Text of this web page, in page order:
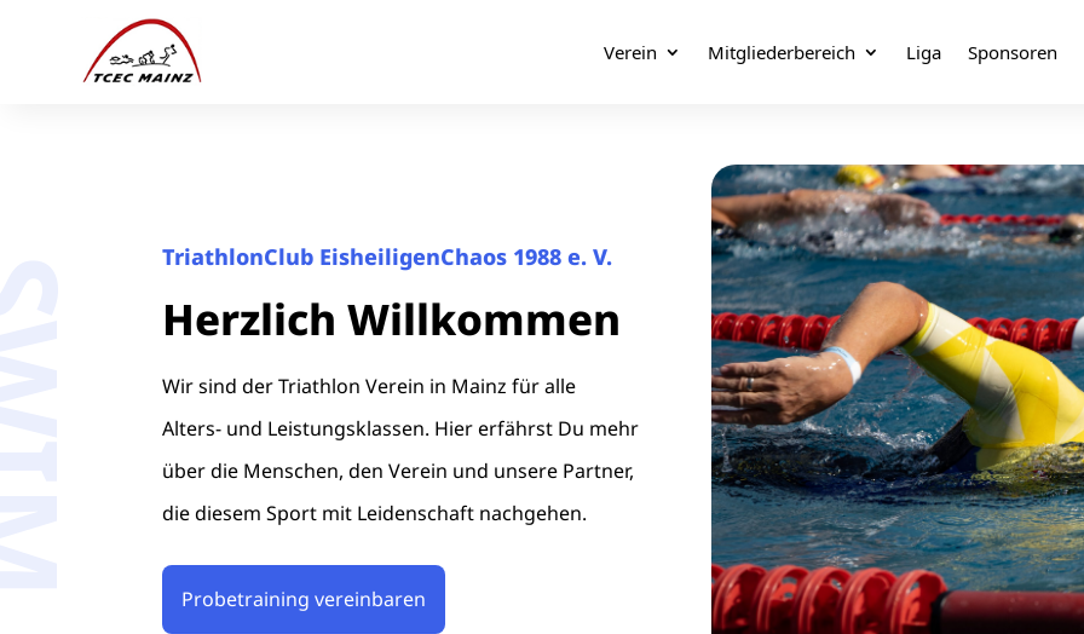
Verein Mitgliederbereich Liga Sponsoren
TriathlonClub EisheiligenChaos 1988 e. V.
Herzlich Willkommen
Wir sind der Triathlon Verein in Mainz für alle
Alters- und Leistungsklassen. Hier erfährst Du mehr
über die Menschen, den Verein und unsere Partner,
die diesem Sport mit Leidenschaft nachgehen.
Probetraining vereinbaren